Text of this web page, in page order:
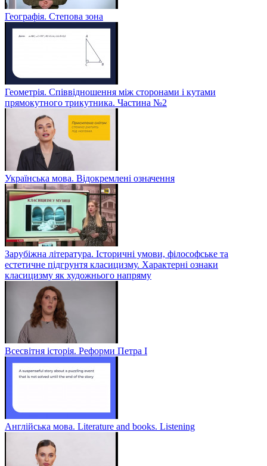
Географія. Степова зона
Геометрія. Співвідношення між сторонами і кутами
прямокутного трикутника. Частина №2
Українська мова. Відокремлені означення
Зарубіжна література. Історичні умови, філософське та
естетичне підгрунтя класицизму. Характерні ознаки
класицизму як художнього напряму
Всесвітня історія. Реформи Петра І
Англійська мова. Literature and books. Listening